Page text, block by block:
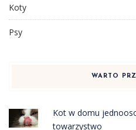
Koty
Psy
WARTO
Kot w domu
towarzystwo